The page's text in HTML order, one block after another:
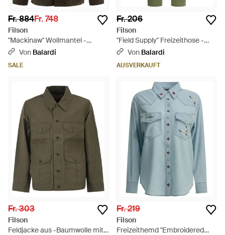
Fr. 884Fr. 748
Filson
"Mackinaw" Wollmantel -
Schwarz
Von Balardi
SALE
Fr. 206
Filson
"Field Supply" Freizeithose -
GrünVon Balardi
AUSVERKAUFT
Fr. 303
Filson
Feldjacke aus -Baumwolle mit
Fr. 219
Filson
Freizeithemd "Embroidered